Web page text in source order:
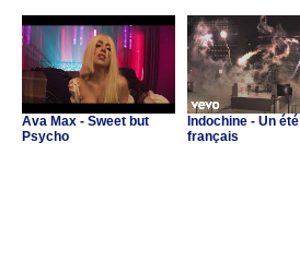
Ava Max - Sweet but
Psycho
Indochine - Un été
français